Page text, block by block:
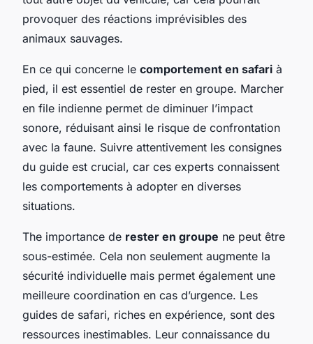
provoquer des réactions imprévisibles des
animaux sauvages.
En ce qui concerne le comportement en safari à
pied, il est essentiel de rester en groupe. Marcher
en file indienne permet de diminuer l’impact
sonore, réduisant ainsi le risque de confrontation
avec la faune. Suivre attentivement les consignes
du guide est crucial, car ces experts connaissent
les comportements à adopter en diverses
situations.
The importance de rester en groupe ne peut être
sous-estimée. Cela non seulement augmente la
sécurité individuelle mais permet également une
meilleure coordination en cas d’urgence. Les
guides de safari, riches en expérience, sont des
ressources inestimables. Leur connaissance du